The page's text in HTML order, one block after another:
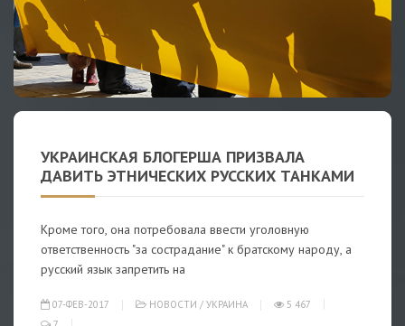
УКРАИНСКАЯ БЛОГЕРША ПРИЗВАЛА
ДАВИТЬ ЭТНИЧЕСКИХ РУССКИХ ТАНКАМИ
Кроме того, она потребовала ввести уголовную
ответственность "за сострадание" к братскому народу, а
русский язык запретить на
07-ФЕВ-2017 НОВОСТИ / УКРАИНА
5 467